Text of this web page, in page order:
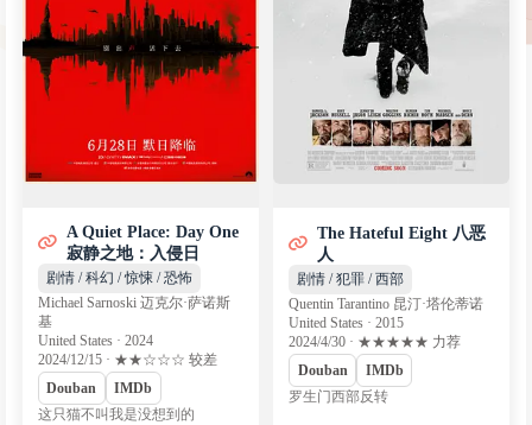
A Quiet Place: Day One
寂静之地：入侵日
剧情 / 科幻 / 惊悚 / 恐怖
Michael Sarnoski 迈克尔·萨诺斯
基
United States · 2024
2024/12/15 · ★★☆☆☆ 较差
Douban
IMDb
这只猫不叫我是没想到的
The Hateful Eight 八恶
人
剧情 / 犯罪 / 西部
Quentin Tarantino 昆汀·塔伦蒂诺
United States · 2015
2024/4/30 · ★★★★★ 力荐
Douban
IMDb
罗生门西部反转